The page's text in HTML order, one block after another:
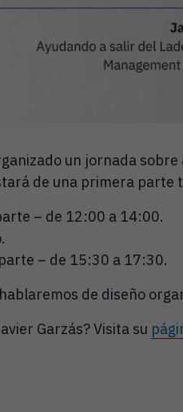
un jornada
de una primera parte
– de 12:00 a 14:00.
– de 15:30 a 17:30.
de diseño
Garzás? Visita su